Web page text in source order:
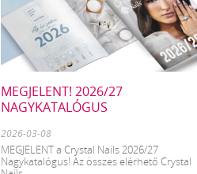
MEGJELENT! 2026/27
NAGYKATALÓGUS
2026-03-08
MEGJELENT a Crystal Nails 2026/27
Nagykatalógus! Az összes elérhető Crystal